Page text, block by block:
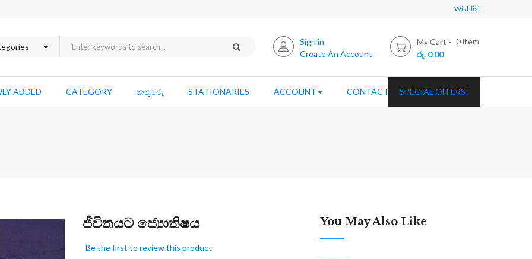
Wishlist
Sign in
Create An Account
My Cart 0item
රු. 0.00
ADDED CATEGORY කතුවරු STATIONARIES ACCOUNT CONTACT USSPECIAL OFFERS!
ජීවිතයට ජ්‍යොතිෂය
Be the first to review this product
Skip
You May Also Like